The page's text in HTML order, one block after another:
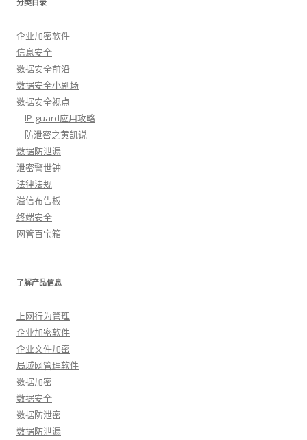
分类目录
企业加密软件
信息安全
数据安全前沿
数据安全小剧场
数据安全视点
IP-guard应用攻略
防泄密之黄凯说
数据防泄漏
泄密警世钟
法律法规
溢信布告板
终端安全
网管百宝箱
了解产品信息
上网行为管理
企业加密软件
企业文件加密
局域网管理软件
数据加密
数据安全
数据防泄密
数据防泄漏